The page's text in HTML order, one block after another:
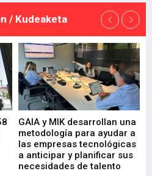
/ Kudeaketa
GAIA y MIK desarrollan una
metodología para ayudar a
las empresas tecnológicas
a anticipar y planificar sus
necesidades de talento